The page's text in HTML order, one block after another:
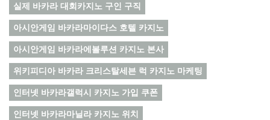
실제 바카라 대회카지노 구인 구직
아시안게임 바카라마이다스 호텔 카지노
아시안게임 바카라에볼루션 카지노 본사
위키피디아 바카라 크리스탈세븐 럭 카지노 마케팅
인터넷 바카라갤럭시 카지노 가입 쿠폰
인터넷 바카라마닐라 카지노 위치